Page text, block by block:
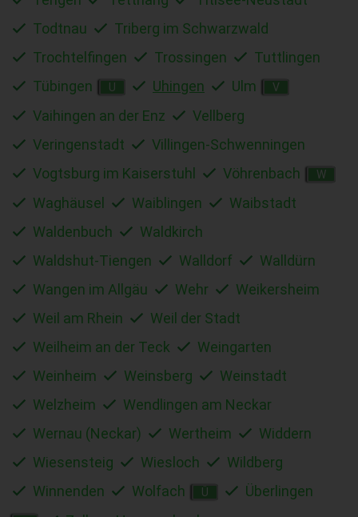
Todtnau
Triberg im Schwarzwald
Trochtelfingen
Trossingen
Tuttlingen
Tübingen
U Uhingen Ulm V
Vaihingen an der Enz
Vellberg
Veringenstadt
Villingen-Schwenningen
Vogtsburg im Kaiserstuhl
Vöhrenbach W
Waghäusel Waiblingen
Waibstadt
Waldenbuch
Waldkirch
Waldshut-Tiengen
Walldorf
Walldürn
Wangen im Allgäu
Wehr
Weikersheim
Weil am Rhein
Weil der Stadt
Weilheim an der Teck
Weingarten
Weinheim
Weinsberg
Weinstadt
Welzheim
Wendlingen am Neckar
Wernau (Neckar)
Wertheim
Widdern
Wiesensteig
Wiesloch
Wildberg
Winnenden
Wolfach Ü Überlingen